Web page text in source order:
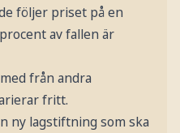
följer priset på en
av fallen är
från andra
fritt.
ny lagstiftning som ska